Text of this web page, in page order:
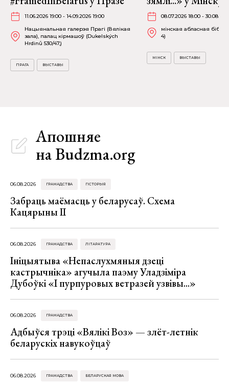
11.06.2026 19:00 - 14.09.2026 19:00
Нацыянальная галерэя Прагі (Вялікая
зала), палац кірмашоў (Dukelských
Hrdinů 530/47,)
ПРАГА ВЫСТАВЫ
08.07.2026 18:00 -
мінская абласная
4)
МІНСК ВЫСТАВЫ
Апошняе
на Budzma.org
06.08.2026 ГРАМАДСТВА ГІСТОРЫЯ
Забраць маёмасць у беларусаў. Схема
Кацярыны ІІ
06.08.2026 ГРАМАДСТВА ЛІТАРАТУРА
Ініцыятыва «Непаслухмяныя дзеці
кастрычніка» агучыла паэму Уладзіміра
Дубоўкі «І пурпуровых ветразей узвівы...»
06.08.2026 ГРАМАДСТВА
Адбыўся трэці «Вялікі Воз» — злёт-летнік
беларускіх навукоўцаў
06.08.2026 ГРАМАДСТВА БЕЛАРУСКАЯ МОВА